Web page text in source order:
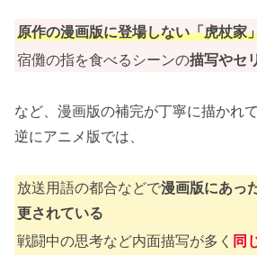
原作の漫画版に登場しない「虎杖家
宿儺の指を食べるシーンの描写やセ
など、漫画版の補完が丁寧に描かれて
逆にアニメ版では、
放送用語の都合などで漫画版にあっ
更されている
戦闘中の思考など内面描写が多く 同